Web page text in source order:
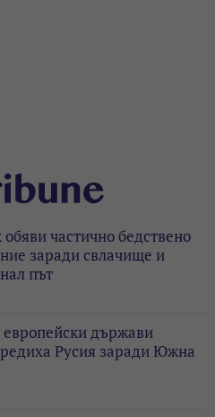
частично бедствено
заради свлачище и
път
държави
Русия заради Южна